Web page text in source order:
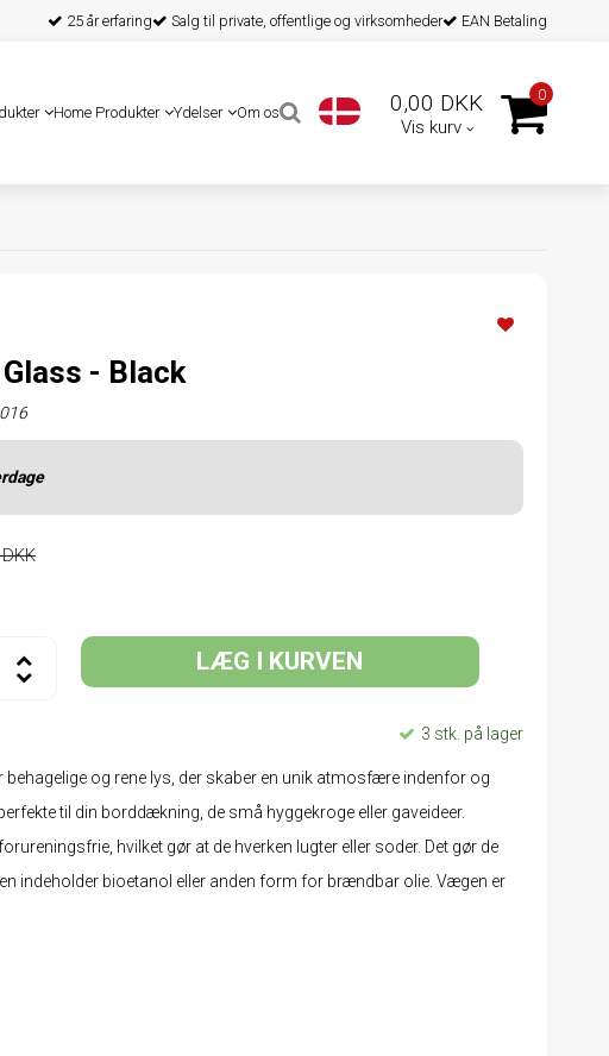
25 år erfaring Salg til private, offentlige og virksomheder EAN Betaling
Home Produkter Ydelser Om os 0,00 DKK
Vis kurv
0
- Black
LÆG I KURVEN
3 stk. på lager
og rene lys, der skaber en unik atmosfære indenfor og
til din borddækning, de små hyggekroge eller gaveideer.
hvilket gør at de hverken lugter eller soder. Det gør de
indeholder bioetanol eller anden form for brændbar olie. Vægen er